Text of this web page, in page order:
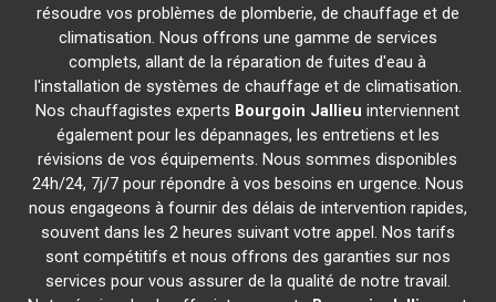
résoudre vos problèmes de plomberie, de chauffage et de
climatisation. Nous offrons une gamme de services
complets, allant de la réparation de fuites d'eau à
l'installation de systèmes de chauffage et de climatisation.
Nos chauffagistes experts Bourgoin Jallieu interviennent
également pour les dépannages, les entretiens et les
révisions de vos équipements. Nous sommes disponibles
24h/24, 7j/7 pour répondre à vos besoins en urgence. Nous
nous engageons à fournir des délais de intervention rapides,
souvent dans les 2 heures suivant votre appel. Nos tarifs
sont compétitifs et nous offrons des garanties sur nos
services pour vous assurer de la qualité de notre travail.